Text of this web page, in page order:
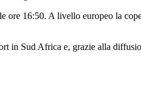
16:50. A livello europeo la
in Sud Africa e, grazie alla